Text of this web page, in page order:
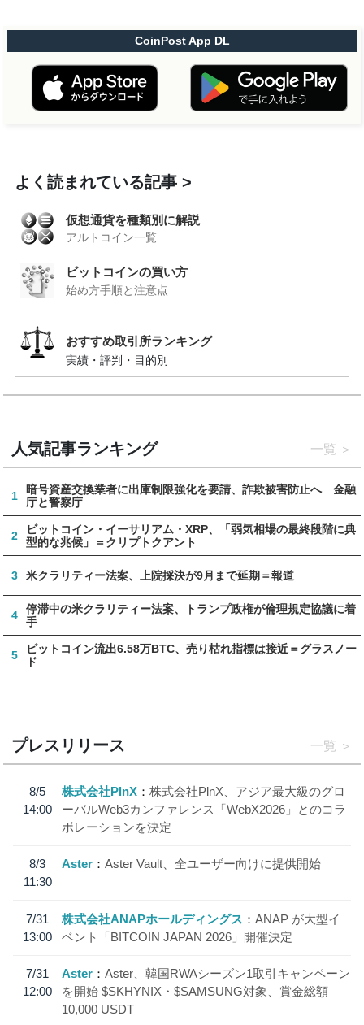
CoinPost App DL
よく読まれている記事
仮想通貨を種類別に解説
アルトコイン一覧
ビットコインの買い方
始め方手順と注意点
おすすめ取引所ランキング
実績・評判・目的別
人気記事ランキング 一覧
1
暗号資産交換業者に出庫制限強化を要請、詐欺被害防止へ 金融
庁と警察庁
2
ビットコイン・イーサリアム・XRP、「弱気相場の最終段階に典
型的な兆候」＝クリプトクアント
3 米クラリティー法案、上院採決が9月まで延期＝報道
4
停滞中の米クラリティー法案、トランプ政権が倫理規定協議に着
手
5
ビットコイン流出6.58万BTC、売り枯れ指標は接近＝グラスノー
ド
プレスリリース 一覧
8/5
14:00
株式会社PlnX
株式会社PlnX、アジア最大級のグロ
ーバルWeb3カンファレンス「WebX2026」とのコラ
ボレーションを決定
8/3
11:30
Aster Aster Vault、全ユーザー向けに提供開始
7/31
13:00
株式会社ANAPホールディングス
ANAP が大型イ
ベント「BITCOIN JAPAN 2026」開催決定
7/31
12:00
Aster
Aster、韓国RWAシーズン1取引キャンペーン
を開始 $SKHYNIX・$SAMSUNG対象、賞金総額
10,000 USDT